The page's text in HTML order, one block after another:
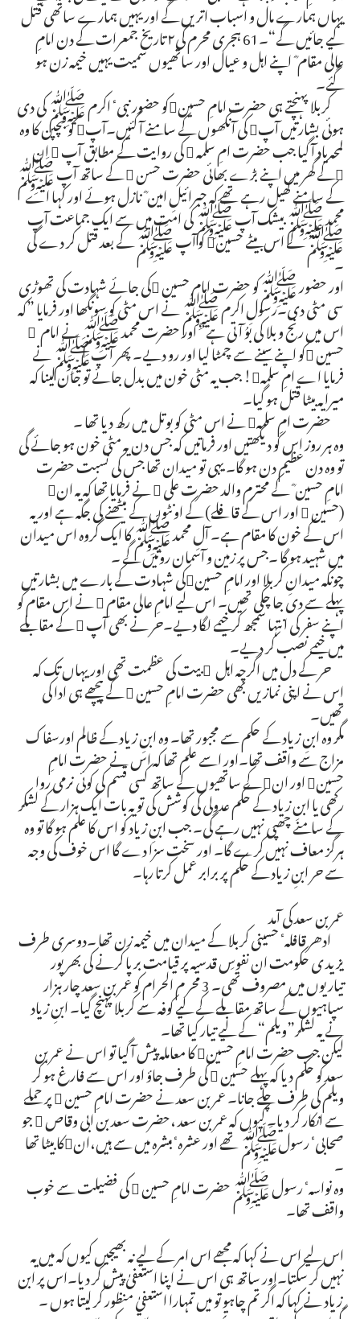
یہاں ہمارے مال و اسباب اتریں گے اور یہیں ہمارے ساتھی قتل
کیے جائیں گے“۔61 ہجری محرم کی۲ تاریخ جمعرات کے دن امامِ
عالی مقام ؓ اپنے اہل و عیال اور ساتھیوں سمیت یہیں خیمہ زن ہو
گئے۔
کربلا پہنچتے ہی حضرت امامِ حسینکو حضور نبیٴ اکرم ﷺ کی دی
ہوئی بشارتیں آپ کی آنکھوں کے سامنے آ گئیں۔آپ کو بچپن کا وہ
لمحہ یاد آ گیا جب حضرت امِ سلمہ  کی روایت کے مطابق آپ  ان
کے گھر میں اپنے بڑے بھائی حضرت حسن  کے ساتھ آپ ﷺ
کے سامنے کھیل رہے تھے کہ جبرائیلِ امین ؓ نازل ہوئے اور کہا اے
محمد ﷺ بیشک آپ ﷺ کی امت میں سے ایک جماعت آپ
ﷺ کے اس بیٹے حسین کو آپ ﷺ کے بعد قتل کر دے گی
۔
اور حضور ﷺکو حضرت امام حسین کی جائے شہادت کی تھوڑی
سی مٹی دی۔رسولِ اکرم ﷺ نے اس مٹی کو سونگھا اور فرمایا ”کہ
اس میں رنج و بلا کی بوُ آ تی ہے“ اور حضرت محمد ﷺ نے امام ِ
حسین کو اپنے سینے سے چمٹا لیا اور رو دیے۔ پھر آ پﷺ نے
فرمایا اے امِ سلمہ! جب یہ مٹی خون میں بدل جائے تو جان لینا کہ
میرایہ بیٹا قتل ہو گیا۔
حضرت امِ سلمہ نے اس مٹی کو بوتل میں رکھ دیا تھا ۔
وہ ہر روز اس کو دیکھتیں اور فرماتیں کہ جس دن یہ مٹی خون ہو جائے گی
تو وہ دن عظیم دن ہو گا۔ یہی تو میدان تھا جس کی نسبت حضرت
امامِ حسین ؓ کے محترم والد حضرت علی  نے فرمایا تھا کہ یہ ان
(حسین  اور اس کے قافلے) کے اونٹوں کے بیٹھنے کی جگہ ہے اور یہ
اس کے خون کا مقام ہے۔ آلِ محمد ﷺ کا ایک گروہ اس میدان
میں شہید ہو گا ۔جس پر زمین و آسمان روئیں گے ۔
چونکہ میدانِ کربلا اور امامِ حسینکی شہادت کے بارے میں بشارتیں
پہلے سے دی جا چکی تھیں۔ اس لیے امامِ عالی مقام  نے اس مقام کو
اپنے سفر کی انتہا سمجھ کر خیمے لگا دیے۔حر نے بھی آپ  کے مقابلے
میں خیمے نصب کر دیے۔
حر کے دل میں اگرچہ اہل ِ بیت کی عظمت تھی اور یہاں تک کہ
اس نے اپنی نمازیں بھی حضرت امامِ حسین  کے پیچھے ہی ادا کی
تھیں۔
مگر وہ ابنِ زیاد کے حکم سے مجبور تھا۔ وہ ابنِ زیاد کے ظالم اورسفاک
مزاج سے واقف تھا۔اور اسے علم تھا کہ اس نے حضرت امامِ
حسین اور ان کے ساتھیوں کے ساتھ کسی قسم کی کوئی نرمی روا
رکھی یا ابنِ زیاد کے حکم عدولی کی کوشش کی تو یہ بات ایک ہزار کے لشکر
کے سامنے چھپی نہیں رہے گی۔ جب ابنِ زیاد کو اس کا علم ہو گا تو وہ
ہرگز معاف نہیں کرے گا۔ اور سخت سزا دے گا اس خوف کی وجہ
سے حر ابنِ زیاد کے حکم پر برابر عمل کرتا رہا۔
عمر بن سعد کی آمد
ادھر قافلہٴ حسینی کربلا کے میدان میں خیمہ زن تھا ۔دوسری طرف
یزید ی حکومت ان نفوسِ قدسیہ پر قیامت برپا کرنے کی بھرپور
تیاریوں میں مصروف تھی۔ 3 محر م الحرام کو عمر بن سعد چار ہزار
سپاہیوں کے ساتھ مقابلے کے لیے کوفہ سے کربلا پہنچ گیا۔ ابنِ زیاد
نے یہ لشکر”ویلم“ کے لیے تیار کیا تھا۔
لیکن جب حضرت امامِ حسین کا معاملہ پیش آ گیا تو اس نے عمر بن
سعد کو حکم دیا کہ پہلے حسین  کی طرف جاؤ اور اس سے فارغ ہو کر
ویلم کی طرف چلے جانا۔ عمر بن سعد نے حضرت امامِ حسین  پر حملے
سے انکار کر دیا۔ کیوں کہ عمر بن سعد ،حضرت سعد بن ابی وقاص  جو
صحابیٴ رسولﷺ تھے اور عشرہٴ مبشرہ میں سے ہیں،انکا بیٹا تھا
۔
وہ نواسہٴ رسول ﷺ حضرت امامِ حسین  کی فضیلت سے خوب
واقف تھا۔
اس لیے اس نے کہا کہ مجھے اس امر کے لیے نہ بھیجیں کیوں کہ میں یہ
نہیں کر سکتا۔اور ساتھ ہی اس نے اپنا استعفیٰ پیش کر دیا۔اس پر ابن
ِ زیاد نے کہا کہ اگر تم چاہو تو میں تمہارا استعفیٰ منظور کر لیتا ہوں ۔